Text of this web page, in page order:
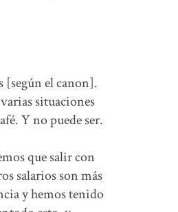
[según el canon].
situaciones
Y no puede ser.
que salir con
salarios son más
y hemos tenido